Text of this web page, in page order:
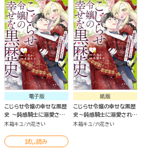
電子版
こじらせ令嬢の幸せな黒歴
史 ～鈍感騎士に溺愛され
るための秘密のアプローチ
木箱キユ 六花きい
試し読み
紙版
こじらせ令嬢の幸せな黒歴
史～鈍感騎士に溺愛される
ための秘密のアプローチ～
木箱キユ 六花きい